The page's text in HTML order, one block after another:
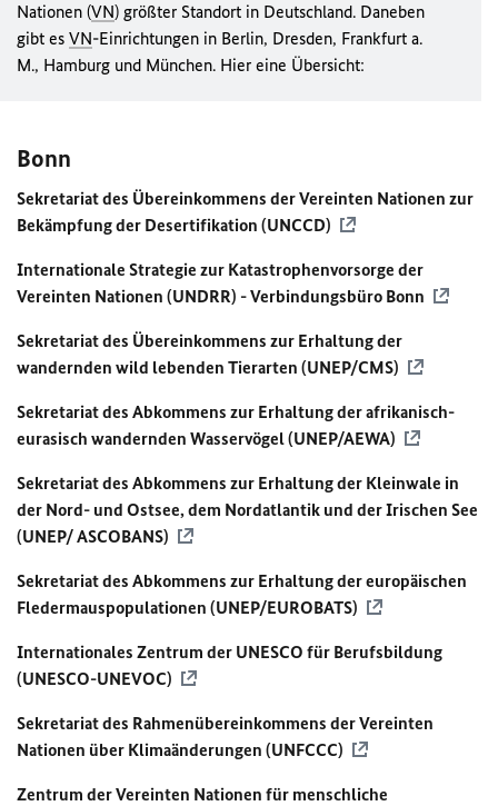
Nationen (VN) größter Standort in Deutschland. Daneben
gibt es VN-Einrichtungen in Berlin, Dresden, Frankfurt a.
M., Hamburg und München. Hier eine Übersicht:
Bonn
Sekretariat des Übereinkommens der Vereinten Nationen zur
Bekämpfung der Desertifikation (UNCCD)
Internationale Strategie zur Katastrophenvorsorge der
Vereinten Nationen (UNDRR) - Verbindungsbüro Bonn
Sekretariat des Übereinkommens zur Erhaltung der
wandernden wild lebenden Tierarten (UNEP/CMS)
Sekretariat des Abkommens zur Erhaltung der afrikanisch-
eurasisch wandernden Wasservögel (UNEP/AEWA)
Sekretariat des Abkommens zur Erhaltung der Kleinwale in
der Nord- und Ostsee, dem Nordatlantik und der Irischen See
(UNEP/ ASCOBANS)
Sekretariat des Abkommens zur Erhaltung der europäischen
Fledermauspopulationen (UNEP/EUROBATS)
Internationales Zentrum der UNESCO für Berufsbildung
(UNESCO-UNEVOC)
Sekretariat des Rahmenübereinkommens der Vereinten
Nationen über Klimaänderungen (UNFCCC)
Zentrum der Vereinten Nationen für menschliche